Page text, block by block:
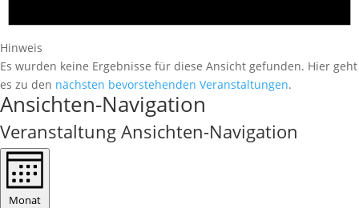
Hinweis
Es wurden keine Ergebnisse für diese Ansicht gefunden. Hier geht
es zu den nächsten bevorstehenden Veranstaltungen.
Ansichten-Navigation
Veranstaltung Ansichten-Navigation
Monat